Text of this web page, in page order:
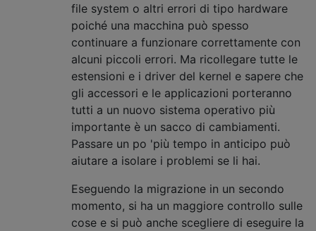
file system o altri errori di tipo hardware
poiché una macchina può spesso
continuare a funzionare correttamente con
alcuni piccoli errori. Ma ricollegare tutte le
estensioni e i driver del kernel e sapere che
gli accessori e le applicazioni porteranno
tutti a un nuovo sistema operativo più
importante è un sacco di cambiamenti.
Passare un po 'più tempo in anticipo può
aiutare a isolare i problemi se li hai.
Eseguendo la migrazione in un secondo
momento, si ha un maggiore controllo sulle
cose e si può anche scegliere di eseguire la